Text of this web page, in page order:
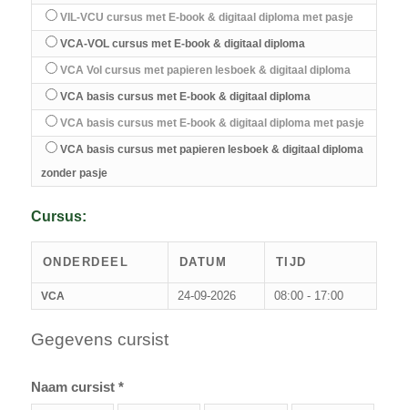
VIL-VCU cursus met E-book & digitaal diploma met pasje
VCA-VOL cursus met E-book & digitaal diploma
VCA Vol cursus met papieren lesboek & digitaal diploma
VCA basis cursus met E-book & digitaal diploma
VCA basis cursus met E-book & digitaal diploma met pasje
VCA basis cursus met papieren lesboek & digitaal diploma
zonder pasje
Cursus:
ONDERDEEL DATUM TIJD
VCA 24-09-2026 08:00 - 17:00
Gegevens cursist
Naam cursist *